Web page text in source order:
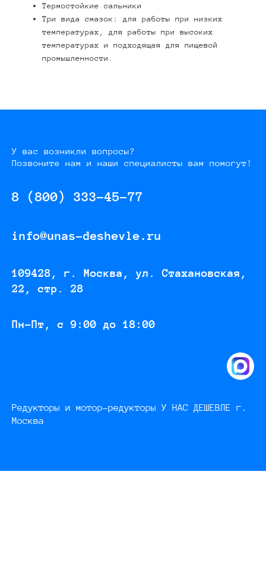
Термостойкие сальники
Три вида смазок: для работы при низких
температурах, для работы при высоких
температурах и подходящая для пищевой
промышленности.
У вас возникли вопросы?
Позвоните нам и наши специалисты вам помогут!
8 (800) 333-45-77
info@unas-deshevle.ru
109428, г. Москва, ул. Стахановская,
22, стр. 28
Пн-Пт, с 9:00 до 18:00
Редукторы и мотор-редукторы У НАС ДЕШЕВЛЕ г.
Москва